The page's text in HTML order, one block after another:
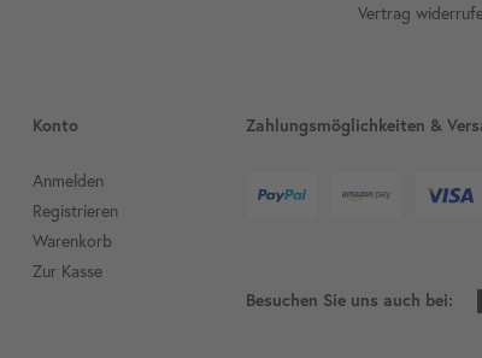
Vertrag
Konto
Anmelden
Registrieren
Warenkorb
Zur Kasse
Zahlungsmöglichkeiten &
Besuchen Sie uns auch bei: